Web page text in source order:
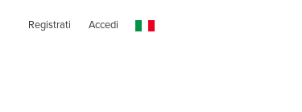
Registrati Accedi